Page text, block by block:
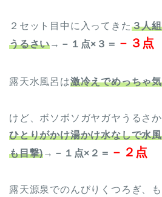
２セット目中に入ってきた３人
うるさい→ －１点×３＝ －３点
露天水風呂は激冷えでめっちゃ
けど、ボソボソガヤガヤうるさ
ひとりがかけ湯かけ水なしで水
も目撃)→ －１点×２＝ －２点
露天源泉でのんびりくつろぎ、